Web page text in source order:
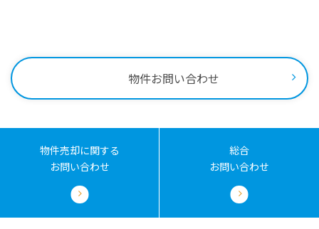
物件お問い合わせ
物件売却に関する
お問い合わせ
総合
お問い合わせ